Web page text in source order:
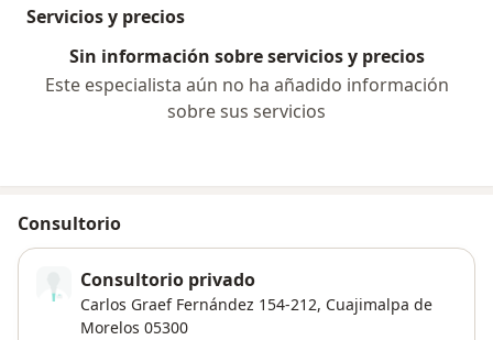
Servicios y precios
Sin información sobre servicios y precios
Este especialista aún no ha añadido información
sobre sus servicios
Consultorio
Consultorio privado
Carlos Graef Fernández 154-212, Cuajimalpa de
Morelos 05300